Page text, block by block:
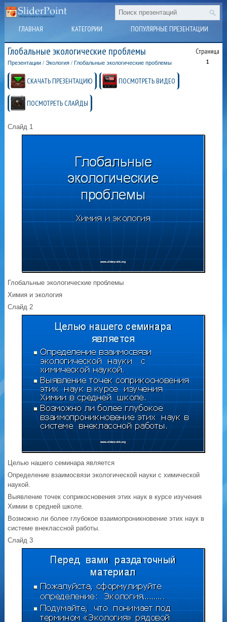
ГЛАВНАЯ КАТЕГОРИИ ПОПУЛЯРНЫЕ ПРЕЗЕНТАЦИИ
Глобальные экологические проблемы Страница
1
Презентации /Экология / Глобальные экологические проблемы
СКАЧАТЬ ПРЕЗЕНТАЦИЮ ПОСМОТРЕТЬ ВИДЕО
ПОСМОТРЕТЬ СЛАЙДЫ
Слайд 1
Глобальные экологические проблемы
Химия и экология
Слайд 2
Целью нашего семинара является
Определение взаимосвязи экологической науки с химической
наукой.
Выявление точек соприкосновения этих наук в курсе изучения
Химии в средней школе.
Возможно ли более глубокое взаимопроникновение этих наук в
системе внеклассной работы.
Слайд 3